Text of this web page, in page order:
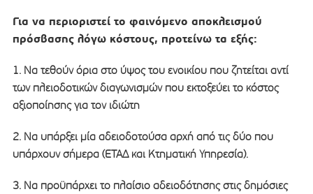
Για να περιοριστεί το φαινόμενο αποκλεισμού
πρόσβασης λόγω κόστους, προτείνω τα εξής:
1. Να τεθούν όρια στο ύψος του ενοικίου που ζητείται αντί
των πλειοδοτικών διαγωνισμών που εκτοξεύει το κόστος
αξιοποίησης για τον ιδιώτη
2. Να υπάρξει μία αδειοδοτούσα αρχή από τις δύο που
υπάρχουν σήμερα (ΕΤΑΔ και Κτηματική Υπηρεσία).
3. Να προϋπάρχει το πλαίσιο αδειοδότησης στις δημόσιες